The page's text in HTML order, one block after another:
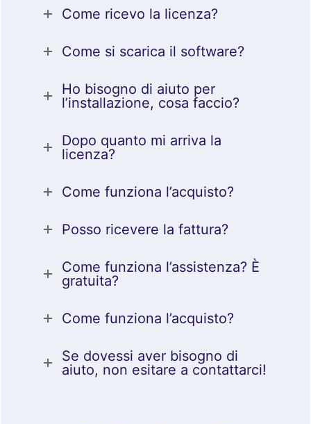
Come ricevo la licenza?
Come si scarica il software?
Ho bisogno di aiuto per
l’installazione, cosa faccio?
Dopo quanto mi arriva la
licenza?
Come funziona l’acquisto?
Posso ricevere la fattura?
Come funziona l’assistenza? È
gratuita?
Come funziona l’acquisto?
Se dovessi aver bisogno di
aiuto, non esitare a contattarci!